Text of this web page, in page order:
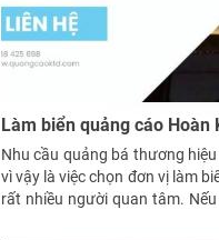
Làm biển quảng cáo Hoàn
Nhu cầu quảng bá thương
vì vậy là việc chọn đơn vị làm
rất nhiều người quan tâm.